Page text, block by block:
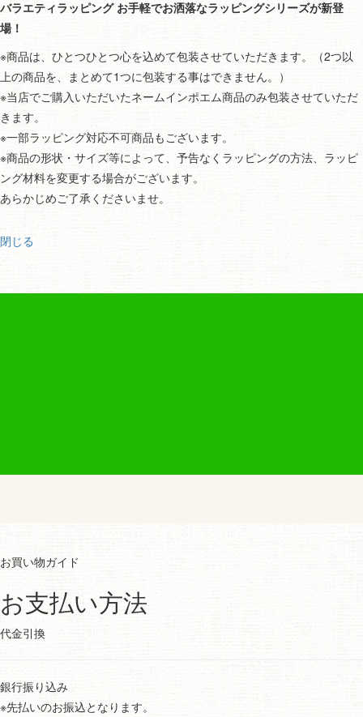
バラエティラッピング お手軽でお洒落なラッピングシリーズが新登
場！
※商品は、ひとつひとつ心を込めて包装させていただきます。（2つ以
上の商品を、まとめて1つに包装する事はできません。）
※当店でご購入いただいたネームインポエム商品のみ包装させていただ
きます。
※一部ラッピング対応不可商品もございます。
※商品の形状・サイズ等によって、予告なくラッピングの方法、ラッピ
ング材料を変更する場合がございます。
あらかじめご了承くださいませ。
閉じる
お買い物ガイド
お支払い方法
代金引換
銀行振り込み
※先払いのお振込となります。